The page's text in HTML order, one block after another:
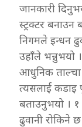
जानकारी
स्ट्रक्टर
निगमले इन्धन
उहाँले भन्नुभयो ।
आधुनिक ताल्चा
त्यसलाई कडाइ
बताउनुभयो । १
ढुवानी रोकिने